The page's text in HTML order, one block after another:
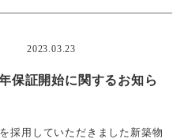
2023.03.23
保証開始に関するお知ら
採用していただきました新築物